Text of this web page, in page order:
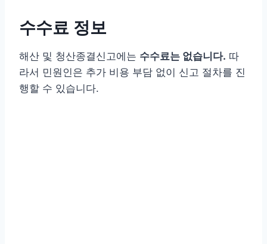
수수료 정보
해산 및 청산종결신고에는 수수료는 없습니다. 따
라서 민원인은 추가 비용 부담 없이 신고 절차를 진
행할 수 있습니다.